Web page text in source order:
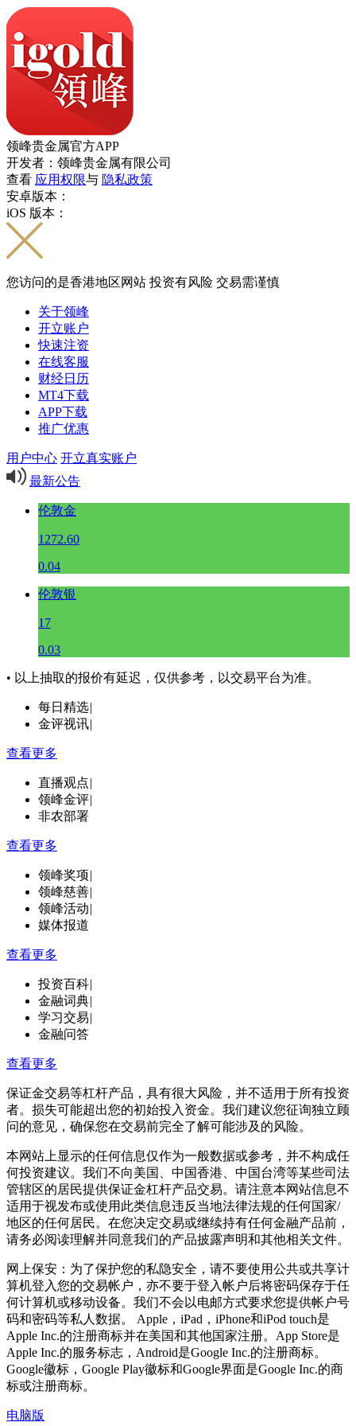
领峰贵金属官方APP
开发者：领峰贵金属有限公司
查看 应用权限与 隐私政策
安卓版本：
iOS 版本：
您访问的是香港地区网站 投资有风险 交易需谨慎
关于领峰
开立账户
快速注资
在线客服
财经日历
MT4下载
APP下载
推广优惠
用户中心 开立真实账户
最新公告
伦敦金
1272.60
0.04
伦敦银
17
0.03
• 以上抽取的报价有延迟，仅供参考，以交易平台为准。
每日精选|
金评视讯|
查看更多
直播观点|
领峰金评|
非农部署
查看更多
领峰奖项|
领峰慈善|
领峰活动|
媒体报道
查看更多
投资百科|
金融词典|
学习交易|
金融问答
查看更多
保证金交易等杠杆产品，具有很大风险，并不适用于所有投资
者。损失可能超出您的初始投入资金。我们建议您征询独立顾
问的意见，确保您在交易前完全了解可能涉及的风险。
本网站上显示的任何信息仅作为一般数据或参考，并不构成任
何投资建议。我们不向美国、中国香港、中国台湾等某些司法
管辖区的居民提供保证金杠杆产品交易。请注意本网站信息不
适用于视发布或使用此类信息违反当地法律法规的任何国家/
地区的任何居民。在您决定交易或继续持有任何金融产品前，
请务必阅读理解并同意我们的产品披露声明和其他相关文件。
网上保安：为了保护您的私隐安全，请不要使用公共或共享计
算机登入您的交易帐户，亦不要于登入帐户后将密码保存于任
何计算机或移动设备。我们不会以电邮方式要求您提供帐户号
码和密码等私人数据。 Apple，iPad，iPhone和iPod touch是
Apple Inc.的注册商标并在美国和其他国家注册。App Store是
Apple Inc.的服务标志，Android是Google Inc.的注册商标。
Google徽标，Google Play徽标和Google界面是Google Inc.的商
标或注册商标。
电脑版